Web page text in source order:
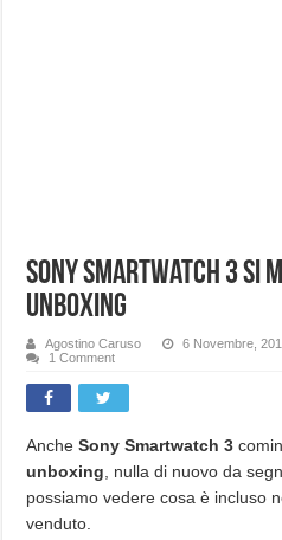
Sony Smartwatch 3 si
unboxing
Agostino Caruso 6 Novembre,
1 Comment
AncheSony Smartwatch 3
unboxing , nulla di nuovo da
possiamo vedere cosa è incluso
venduto.